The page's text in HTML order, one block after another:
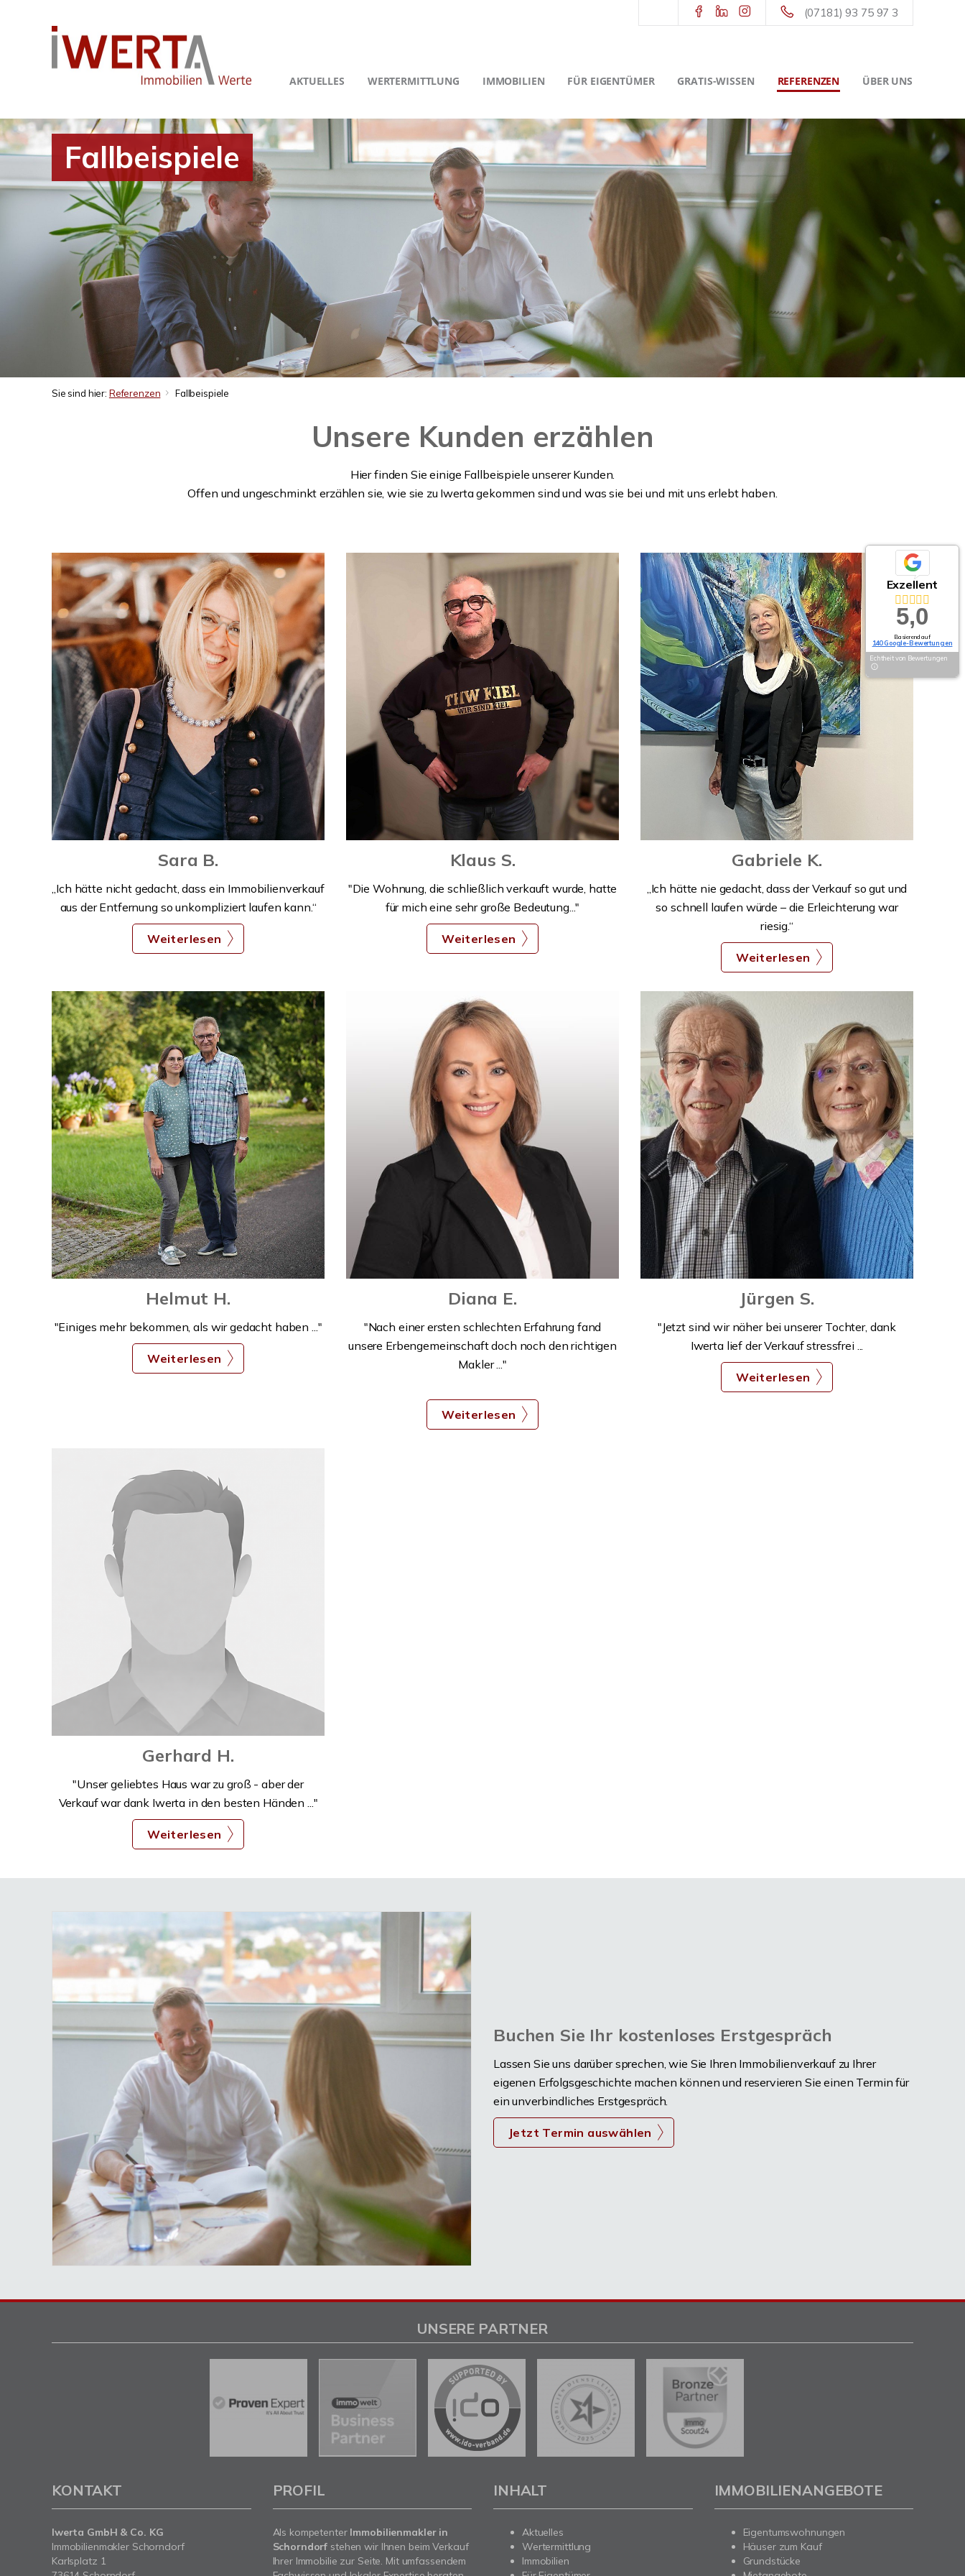
(07181) 93 75 97 3
AKTUELLES WERTERMITTLUNG IMMOBILIEN FÜR EIGENTÜMER GRATIS-WISSEN REFERENZEN ÜBER UNS
Fallbeispiele
Sie sind hier: Referenzen Fallbeispiele
Unsere Kunden erzählen
Hier finden Sie einige Fallbeispiele unserer Kunden.
Offen und ungeschminkt erzählen sie, wie sie zu Iwerta gekommensind und was sie bei und mit uns erlebt haben.
Sara B.
„Ich hätte nicht gedacht, dass ein Immobilienverkauf
aus der Entfernung so unkompliziert laufen kann.“
Weiterlesen
Klaus S.
"Die Wohnung, die schließlich verkauft wurde, hatte
für mich eine sehr große Bedeutung..."
Weiterlesen
Gabriele K.
„Ich hätte nie gedacht, dass der Verkauf so gut und
so schnell laufen würde – die Erleichterung war
riesig.“
Weiterlesen
Helmut H.
"Einiges mehr bekommen, als wir gedacht haben ..."
Weiterlesen
Diana E.
"Nach einer ersten schlechten Erfahrung fand
unsere Erbengemeinschaft doch noch den richtigen
Makler ..."
Weiterlesen
Jürgen S.
"Jetzt sind wir näher bei unserer Tochter, dank
Iwerta lief der Verkauf stressfrei ...
Weiterlesen
Gerhard H.
"Unser geliebtes Haus war zu groß - aber der
Verkauf war dank Iwerta in den besten Händen ..."
Weiterlesen
Buchen Sie Ihr kostenloses Erstgespräch
Lassen Sie uns darüber sprechen, wie Sie Ihren Immobilienverkauf zu Ihrer
eigenen Erfolgsgeschichte machen können und reservieren Sie einen Termin für
ein unverbindliches Erstgespräch.
Jetzt Termin auswählen
Exzellent
5,0
Basierend auf
140 Google-Bewertungen
Echtheit von Bewertungen
UNSERE PARTNER
KONTAKT
Iwerta GmbH & Co. KG
Immobilienmakler Schorndorf
Karlsplatz 1
PROFIL
Als kompetenter Immobilienmakler in
Schorndorf stehen wir Ihnen beim Verkauf
Ihrer Immobilie zur Seite. Mit umfassendem
INHALT
Aktuelles
Wertermittlung
Immobilien
IMMOBILIENANGEBOTE
Eigentumswohnungen
Häuser zum Kauf
Grundstücke